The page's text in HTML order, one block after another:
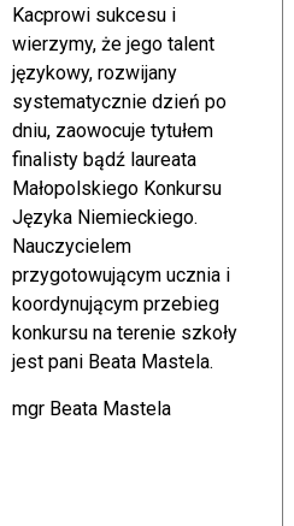
Kacprowi sukcesu i
wierzymy, że jego talent
językowy, rozwijany
systematycznie dzień po
dniu, zaowocuje tytułem
finalisty bądź laureata
Małopolskiego Konkursu
Języka Niemieckiego.
Nauczycielem
przygotowującym ucznia i
koordynującym przebieg
konkursu na terenie szkoły
jest pani Beata Mastela.
mgr Beata Mastela